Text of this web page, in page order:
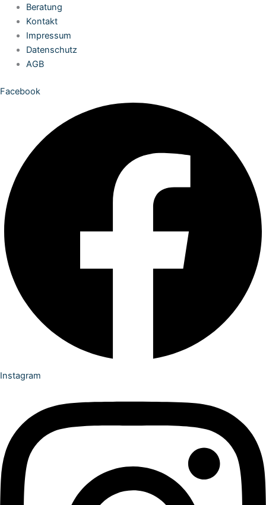
Zum
Inhalt
springen
Beratung
Kontakt
Impressum
Datenschutz
AGB
Facebook
Instagram